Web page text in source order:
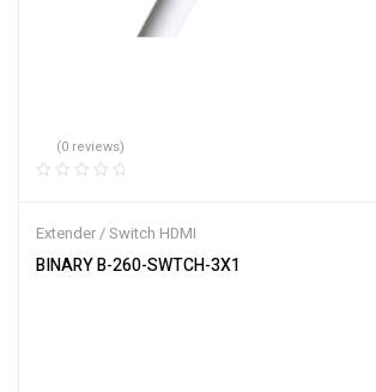
(0 reviews)
Extender / Switch HDMI
BINARY B-260-SWTCH-3X1